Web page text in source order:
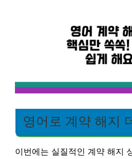
영어로 계약 해지
이번에는 실질적인 계약 해지